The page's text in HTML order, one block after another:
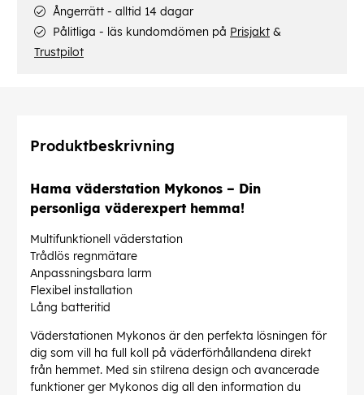
Ångerrätt - alltid 14 dagar
Pålitliga - läs kundomdömen på Prisjakt &
Trustpilot
Produktbeskrivning
Hama väderstation Mykonos – Din
personliga väderexpert hemma!
Multifunktionell väderstation
Trådlös regnmätare
Anpassningsbara larm
Flexibel installation
Lång batteritid
Väderstationen Mykonos är den perfekta lösningen för
dig som vill ha full koll på väderförhållandena direkt
från hemmet. Med sin stilrena design och avancerade
funktioner ger Mykonos dig all den information du